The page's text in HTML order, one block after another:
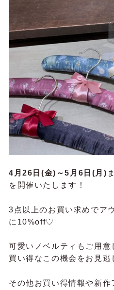
4月26日(金)～5月6日(月)
を開催いたします！
3点以上のお買い求めでア
に10%off♡
可愛いノベルティもご用意
買い得なこの機会をお見
その他お買い得情報や新作